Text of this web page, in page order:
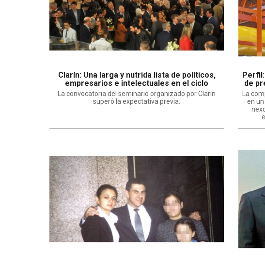
Clarín: Una larga y nutrida lista de políticos,
empresarios e intelectuales en el ciclo
La convocatoria del seminario organizado por Clarín
superó la expectativa previa.
de
La
en